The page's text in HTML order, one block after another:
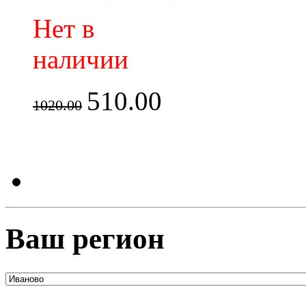
Нет в
наличии
1020.00 510.00
Ваш регион